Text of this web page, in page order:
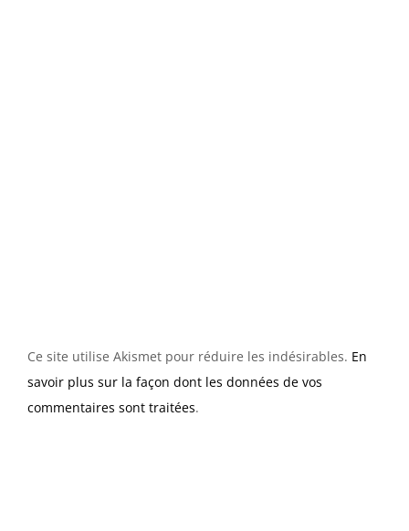
Ce site utilise Akismet pour réduire les indésirables. En
savoir plus sur la façon dont les données de vos
commentaires sont traitées.